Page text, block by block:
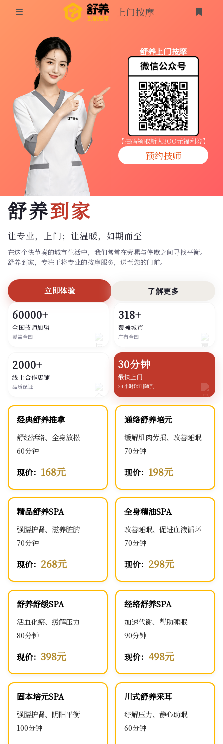
同城按摩
上门按摩
养生按摩
技师入驻
商家入驻
代理入驻
预约技师
上门按摩
登录
舒养上门按摩
【扫码领取新人3OO元福利券】
预约技师
舒养到家
让专业，上门； 让温暖，如期而至
在这个快节奏的城市生活中，我们常常在劳累与停歇之间寻找平衡。
舒养到家，专注于将专业的按摩服务，送至您的门前。
立即体验 了解更多
60000+
全国技师加盟
覆盖全国
318+
覆盖城市
广布全国
2000+
线上合作店铺
品质保证
30分钟
最快上门
24小时随叫随到
经典舒养推拿
舒经活络、全身放松
60分钟
现价： 168元
通络舒养培元
缓解肌肉劳损、改善睡眠
70分钟
现价： 198元
精品舒养SPA
强腰护肾、滋养脏腑
70分钟
现价： 268元
全身精油SPA
改善睡眠、促进血液循环
70分钟
现价： 298元
舒养舒缓SPA
活血化瘀、缓解压力
80分钟
现价： 398元
经络舒养SPA
加速代谢、帮助睡眠
90分钟
现价： 498元
固本培元SPA
强腰护肾、阴阳平衡
100分钟
川式舒养采耳
纾解压力、静心助眠
60分钟